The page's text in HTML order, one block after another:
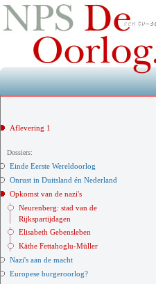
Aflevering 1
Dossiers:
Einde Eerste Wereldoorlog
Onrust in Duitsland én Nederland
Opkomst van de nazi's
Neurenberg: stad van de
Rijkspartijdagen
Elisabeth Gebensleben
Käthe Fettahoglu-Müller
Nazi's aan de macht
Europese burgeroorlog?